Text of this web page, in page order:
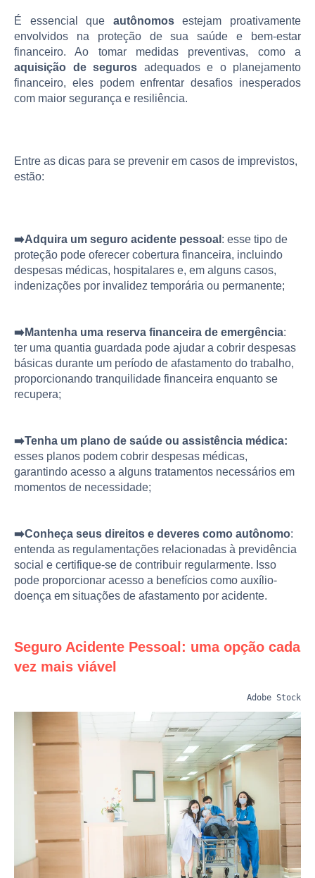
É essencial que autônomosestejam proativamente
envolvidos na proteção de sua saúde e bem-estar
financeiro. Ao tomar medidas preventivas, como a
aquisição de seguros adequados e o planejamento
financeiro, eles podem enfrentar desafios inesperados
com maior segurança e resiliência.
Entre as dicas para se prevenir em casos de imprevistos,
estão:
➡️Adquira um seguro acidente pessoal : esse tipo de
proteção pode oferecer cobertura financeira, incluindo
despesas médicas, hospitalares e, em alguns casos,
indenizações por invalidez temporária ou permanente;
➡️Mantenha uma reserva financeira de emergência:
ter uma quantia guardada pode ajudar a cobrir despesas
básicas durante um período de afastamento do trabalho,
proporcionando tranquilidade financeira enquanto se
recupera;
➡️Tenha um plano de saúde ou assistência médica:
esses planos podem cobrir despesas médicas,
garantindo acesso a alguns tratamentos necessários em
momentos de necessidade;
➡️Conheça seus direitos e deveres como autônomo:
entenda as regulamentações relacionadas à previdência
social e certifique-se de contribuir regularmente. Isso
pode proporcionar acesso a benefícios como auxílio-
doença em situações de afastamento por acidente.
Seguro Acidente Pessoal: uma opção cada
vez mais viável
Adobe Stock